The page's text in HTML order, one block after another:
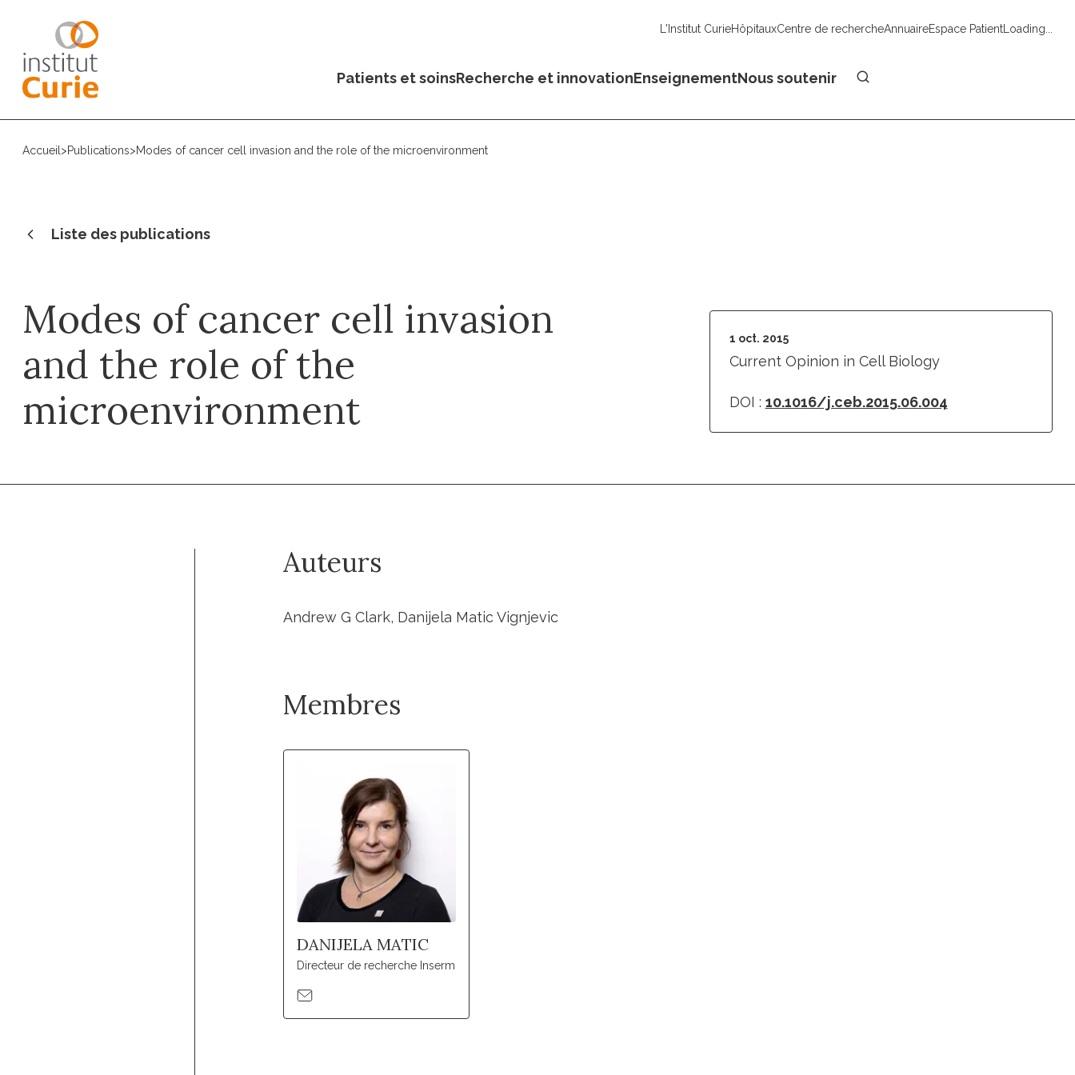
L'Institut CurieHôpitauxCentre de rechercheAnnuaireEspace PatientLoading...
Patients et soinsRecherche et innovationEnseignementNous soutenir
Accueil >Publications>Modes of cancer cell invasion and the role of the microenvironment
Liste des publications
Modes of cancer cell invasion
and the role of the
microenvironment
1 oct. 2015
Current Opinion in Cell Biology
DOI : 10.1016/j.ceb.2015.06.004
Auteurs
Andrew G Clark, Danijela Matic Vignjevic
Membres
DANIJELA MATIC
Directeur de recherche Inserm